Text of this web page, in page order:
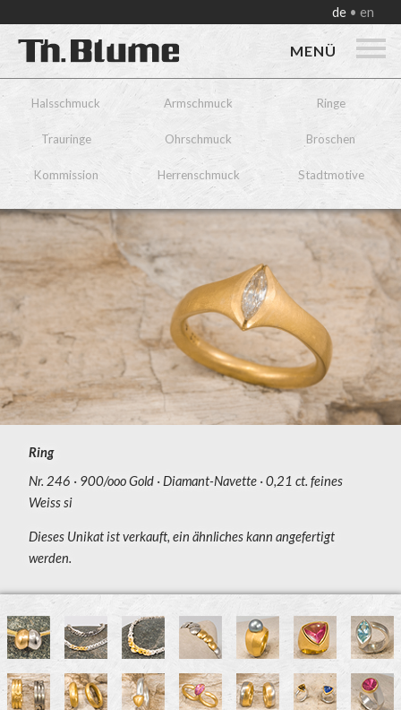
de en
MENÜ
Halsschmuck Armschmuck Ringe
Trauringe Ohrschmuck Broschen
Kommission Herrenschmuck Stadtmotive
Ring
Nr. 246
900/ooo Gold Diamant-Navette 0,21 ct. feines
Weiss si
Dieses Unikat ist verkauft, ein ähnliches kann angefertigt
werden.